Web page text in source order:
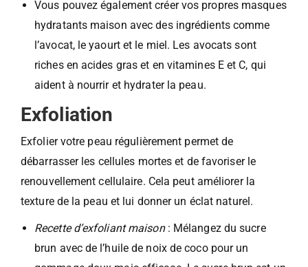
Vous pouvez également créer vos propres masques
hydratants maison avec des ingrédients comme
l’avocat, le yaourt et le miel. Les avocats sont
riches en acides gras et en vitamines E et C, qui
aident à nourrir et hydrater la peau.
Exfoliation
Exfolier votre peau régulièrement permet de
débarrasser les cellules mortes et de favoriser le
renouvellement cellulaire. Cela peut améliorer la
texture de la peau et lui donner un éclat naturel.
Recette d’exfoliant maison: Mélangez du sucre
brun avec de l’huile de noix de coco pour un